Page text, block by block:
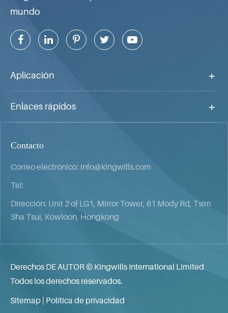
mundo
Aplicación
Enlaces rápidos
Contacto
Correo electrónico: info@kingwills.com
Tel:
Dirección: Unit 2 of LG1, Mirror Tower, 61 Mody Rd, Tsim
Sha Tsui, Kowloon, Hongkong
Derechos DE AUTOR © Kingwills International Limited
Todos los derechos reservados.
Sitemap Política de privacidad